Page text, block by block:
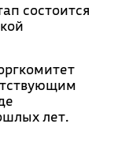
состоится
лет.